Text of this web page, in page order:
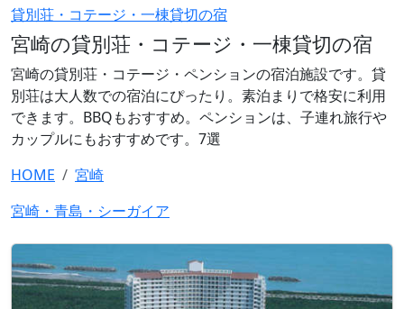
貸別荘・コテージ・一棟貸切の宿
宮崎の貸別荘・コテージ・一棟貸切の宿
宮崎の貸別荘・コテージ・ペンションの宿泊施設です。貸
別荘は大人数での宿泊にぴったり。素泊まりで格安に利用
できます。BBQもおすすめ。ペンションは、子連れ旅行や
カップルにもおすすめです。7選
HOME
宮崎
宮崎・青島・シーガイア